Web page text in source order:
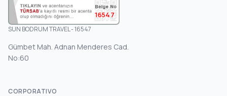
16547
SUN BODRUM TRAVEL - 16547
Gümbet Mah. Adnan Menderes Cad.
No:60
CORPORATIVO